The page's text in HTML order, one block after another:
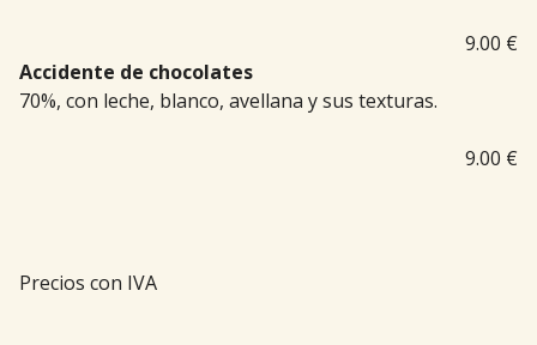
9.00 €
Accidente de chocolates
70%, con leche, blanco, avellana y sus texturas.
9.00 €
Precios con IVA